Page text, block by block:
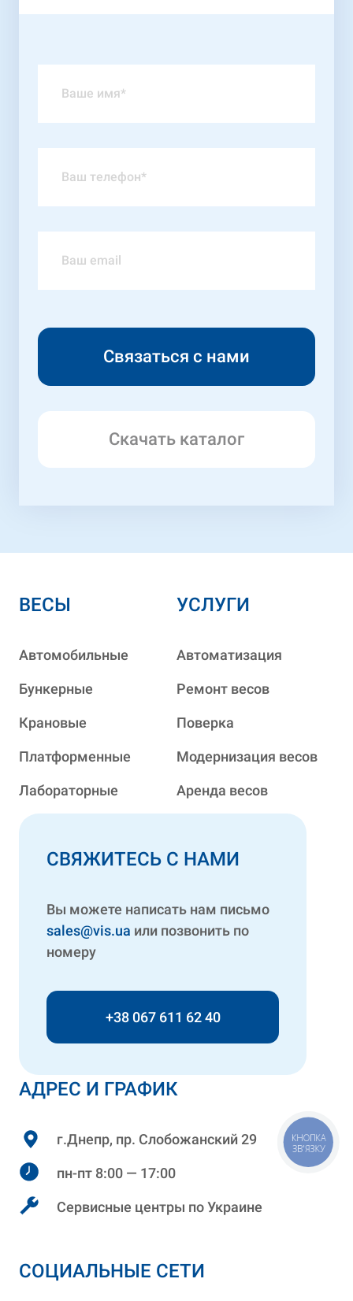
Скачать каталог
АДРЕС И ГРАФИК
г.Днепр, пр. Слобожанский 29
пн-пт 8:00 — 17:00
Сервисные центры по Украине
СОЦИАЛЬНЫЕ СЕТИ
ВЕСЫ
Автомобильные
Бункерные
Крановые
Платформенные
Лабораторные
УСЛУГИ
Автоматизация
Ремонт весов
Поверка
Модернизация весов
Аренда весов
СВЯЖИТЕСЬ С НАМИ
Вы можете написать нам письмо
sales@vis.ua или позвонить по
номеру
+38 067 611 62 40
КНОПКА
ЗВ'ЯЗКУ